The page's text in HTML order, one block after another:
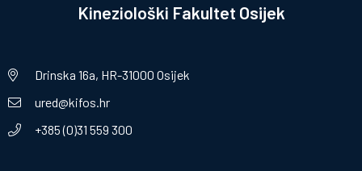
Kineziološki Fakultet Osijek
Drinska 16a, HR-31000 Osijek
ured@kifos.hr
+385 (0)31 559 300